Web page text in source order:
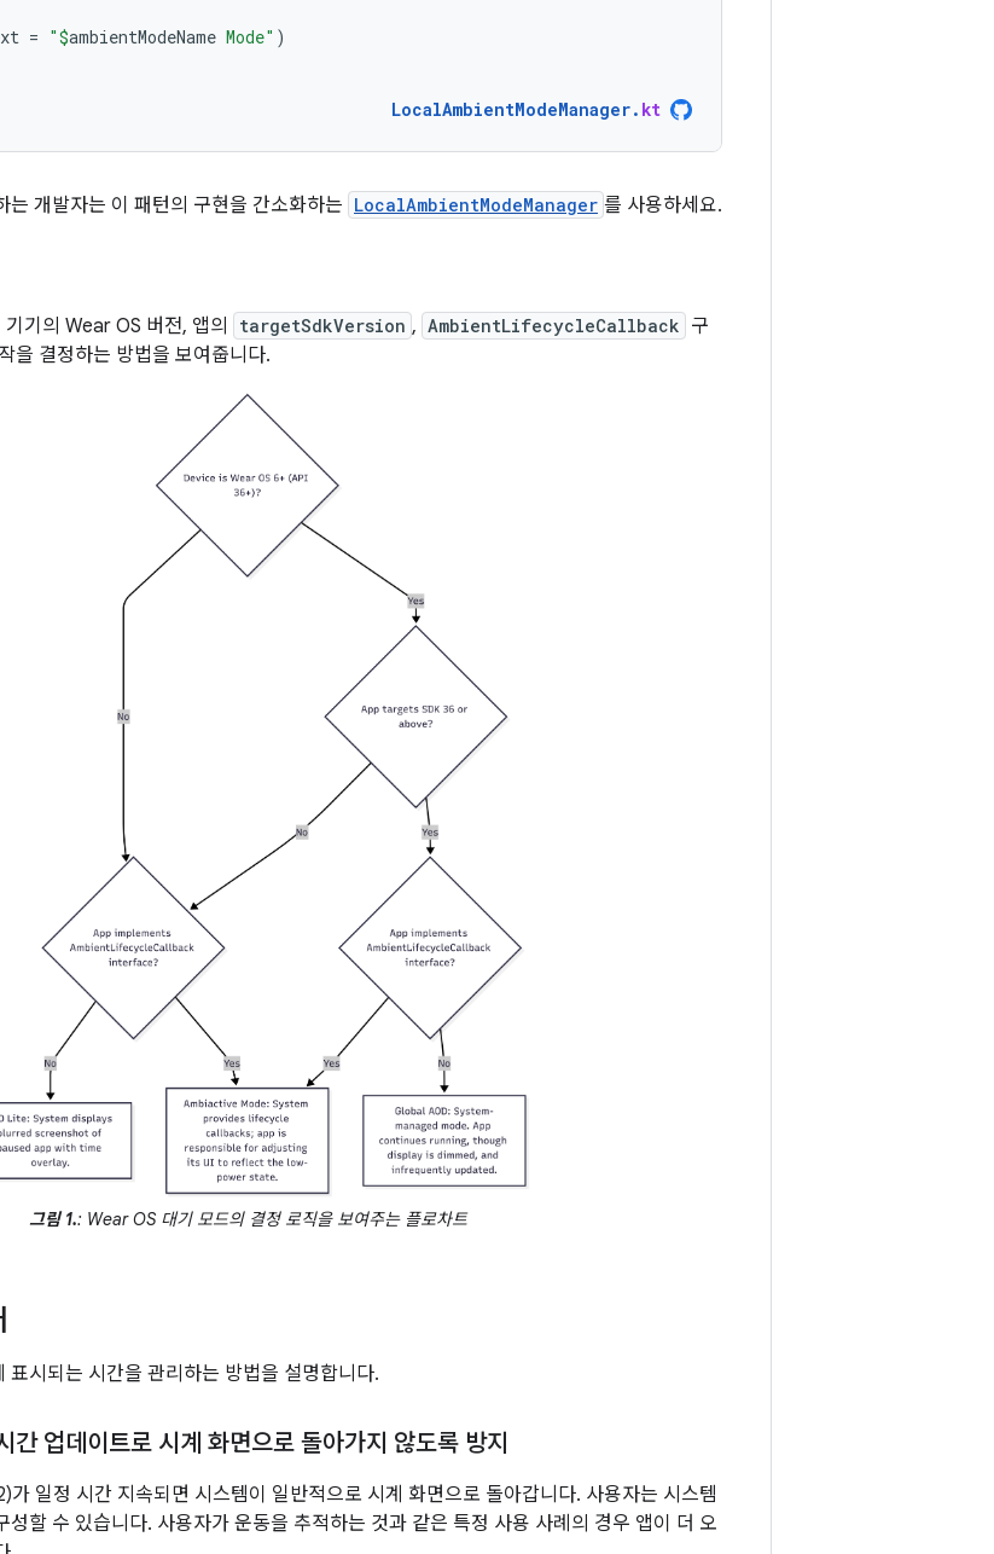
= "$ambientModeName Mode" )
LocalAmbientModeManager. kt
개발자는 이 패턴의 구현을 간소화하는 LocalAmbientModeManager 를 사용하세요.
기의 Wear OS 버전, 앱의 targetSdkVersion , AmbientLifecycleCallback 구
을 결정하는 방법을 보여줍니다.
그림 1.: Wear OS 대기 모드의 결정 로직을 보여주는 플로차트
표시되는 시간을 관리하는 방법을 설명합니다.
간 업데이트로 시계 화면으로 돌아가지 않도록 방지
가 일정 시간 지속되면 시스템이 일반적으로 시계 화면으로 돌아갑니다. 사용자는 시스템
성할 수 있습니다. 사용자가 운동을 추적하는 것과 같은 특정 사용 사례의 경우 앱이 더 오